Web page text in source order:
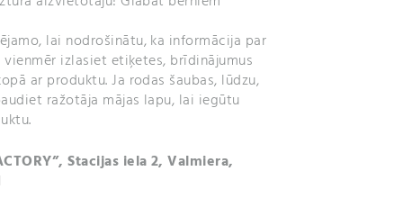
lai nodrošinātu, ka informācija par
izlasiet etiķetes, brīdinājumus
ar produktu. Ja rodas šaubas, lūdzu,
ražotāja mājas lapu, lai iegūtu
Stacijas iela 2, Valmiera,